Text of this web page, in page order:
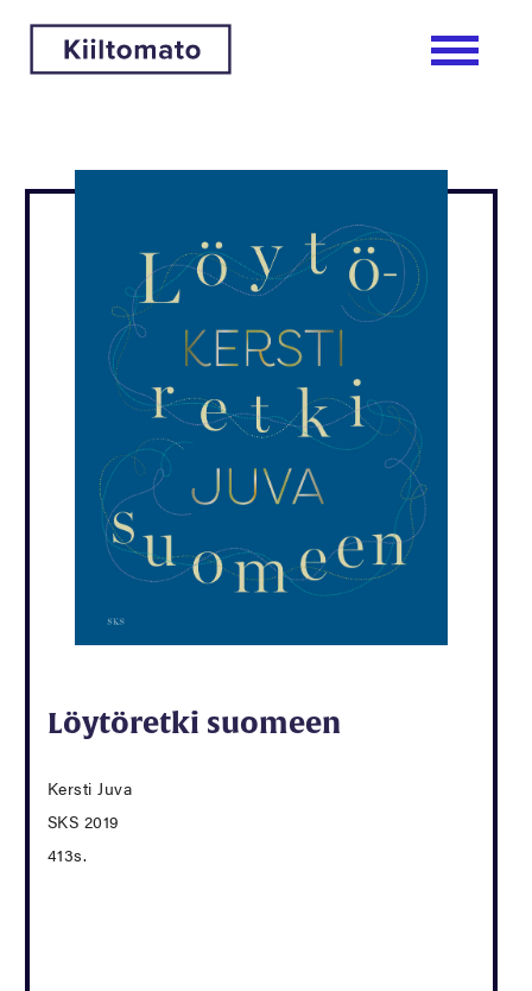
Löytöretki suomeen
Kersti Juva
SKS 2019
413s.